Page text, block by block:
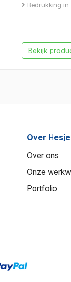
Bedrukking
Bekijk
Over
Over ons
Onze
Portfolio